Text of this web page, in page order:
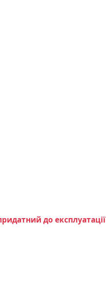
до експлуатації